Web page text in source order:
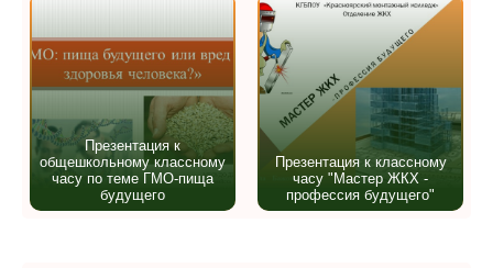
Презентация к
общешкольному классному
часу по теме ГМО-пища
будущего
Презентация к классному
часу "Мастер ЖКХ -
профессия будущего"